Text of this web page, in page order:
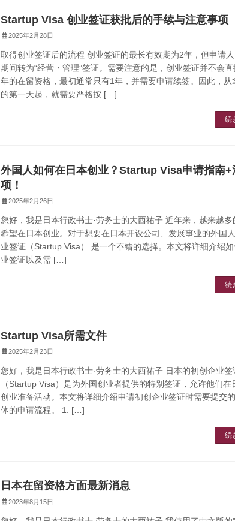
Startup Visa 创业签证获批后的手续与注意事项
2025年2月28日
取得创业签证后的流程 创业签证的最长有效期为2年，但申请
期间转为“经营・管理”签证。需要注意的是，创业签证并不会
年的在留资格，最初通常只有1年，并需要申请续签。因此，从
的第一天起，就需要严格按 […]
続
外国人如何在日本创业？Startup Visa申请指南+
项！
2025年2月26日
您好，我是日本行政书士·劳务士的大西祐子 近年来，越来越多
希望在日本创业。对于想要在日本开设公司、发展事业的外国
业签证（Startup Visa） 是一个不错的选择。本文将详细介绍如
业签证以及需 […]
続
Startup Visa所需文件
2025年2月23日
您好，我是日本行政书士·劳务士的大西祐子 日本的初创企业签
（Startup Visa）是为外国创业者提供的特别签证，允许他们在
创业准备活动。本文将详细介绍申请初创企业签证时需要提交
体的申请流程。 1. […]
続
日本在留资格方面最新消息
2023年8月15日